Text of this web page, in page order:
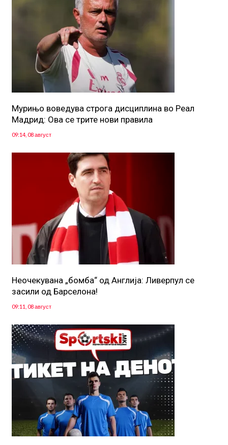
Мурињо воведува строга дисциплина во Реал
Мадрид: Ова се трите нови правила
09:14, 08 август
Неочекувана „бомба“ од Англија: Ливерпул се
засили од Барселона!
09:11, 08 август